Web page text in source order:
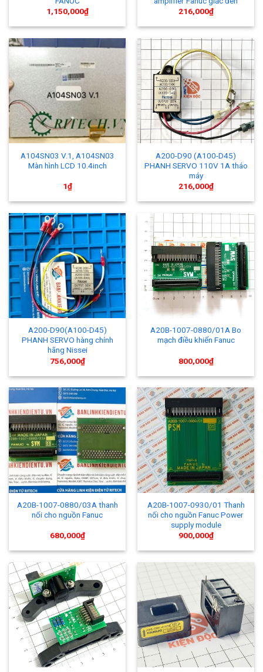
1,150,000₫
216,000₫
A104SN03 V.1, A104SN03
Màn hình LCD 10.4inch
1₫
A200-D90 (A100-D45)
PHANH SERVO 110V 1A tháo
máy
216,000₫
A200-D90(A100-D45)
PHANH SERVO hàng chính
hãng Nissei
756,000₫
A20B-1007-0880/01A Bo
mạch điều khiển Fanuc
800,000₫
A20B-1007-0880/03A thanh
nối cho nguồn Fanuc
680,000₫
A20B-1007-0930/01 Thanh
nối cho nguồn Fanuc Power
supply module
900,000₫